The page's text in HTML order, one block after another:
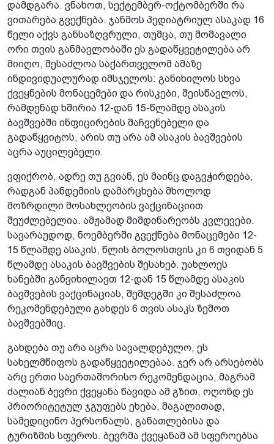
დამდგარა. ვნახოთ, სექტემბერ-ოქტომბერში რა
ვითარება გვექნება. ჯანმოს პედიატრიულ ასაკად 16
წელი აქვს განსაზღვრული, თუმცა, თუ მომავალი
ორი თვის განმავლობაში ეს გადაწყვეტილება არ
მიიღო, შესაძლოა საქართველომ ამაზე
ინდივიდუალურად იმსჯელოს: განიხილოს სხვა
ქვეყნების მონაცემები და რისკები, შეისწავლოს,
რამდენად ხშირია 12-დან 15-წლამდე ასაკის
ბავშვებში ინფიცირების მაჩვენებელი და
გადაწყვიტოს, არის თუ არა ამ ასაკის ბავშვების
აცრა აუცილებელი.
ვფიქრობ, ადრე თუ გვიან, ეს მაინც დაგვჭირდება,
რადგან პანდემიის დამარცხება მხოლოდ
მოზრდილი მოსახლეობის ვაქცინაციით
შეუძლებელია. ამჟამად მიმდინარეობს კვლევები.
სავარაუდოდ, ნოემბერში გვექნება მონაცემები 12-
15 წლამდე ასაკის, წლის ბოლოსთვის კი 6 თვიდან 5
წლამდე ასაკის ბავშვების შესახებ. უახლოეს
ხანებში განვიხილავთ 12-დან 15 წლამდე ასაკის
ბავშვების ვაქცინაციას, შემდეგში კი შესაძლოა
რეკომენდებული გახდეს 6 თვის ასაკს ზემოთ
ბავშვებშიც.
გახდება თუ არა აცრა სავალდებულო, ეს
სახელმწიფოს გადაწყვეტილებაა. ჯერ არ არსებობს
არც ერთი საერთაშორისო რეკომენდაცია, მაგრამ
ძალიან ბევრი ქვეყანა წავიდა ამ გზით, ოღონდ ეს
პრიორიტეტულ ჯგუფებს ეხება, მაგალითად,
სამედიცინო პერსონალს, განათლებისა და
ტურიზმის სფეროს. ბევრმა ქვეყანამ ამ სფეროებსა